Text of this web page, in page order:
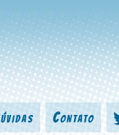
Contato